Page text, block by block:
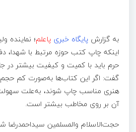
به گزارش پایگاه خبری پاعلم؛
اینکه چاپ کتب حوزه مرتبط با شهدا،
حرم باید با کمیت و کیفیت بیشتر در
گفت: اگر این کتاب‌ها به‌صورت کم حجم
هنری مناسب چاپ شوند، به‌علت سهولت
آن بر روی مخاطب بیشتر است.
حجت‌الاسلام والمسلمین سیداحمدرضا